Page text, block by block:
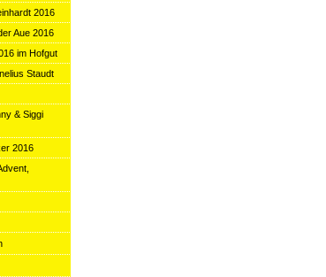
2016
Aue 2016
im Hofgut
Staudt
& Siggi
2016